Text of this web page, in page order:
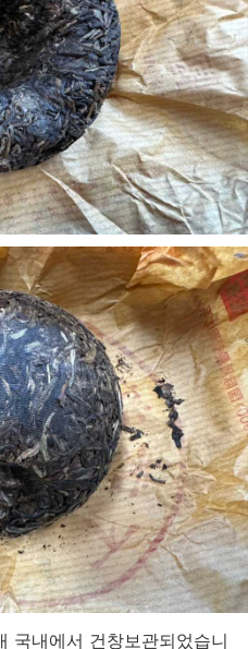
국내에서 건창보관되었습니